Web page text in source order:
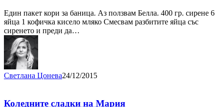
Един пакет кори за баница. Аз ползвам Белла. 400 гр. сирене 6
яйца 1 кофичка кисело мляко Смесвам разбитите яйца със
сиренето и преди да…
Светлана Цонева24/12/2015
Коледните сладки на Мария